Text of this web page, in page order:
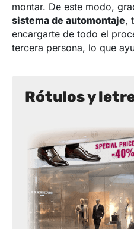
montar. De este modo,
sistema de automontaje,
encargarte de todo el
tercera persona, lo que
Rótulos y